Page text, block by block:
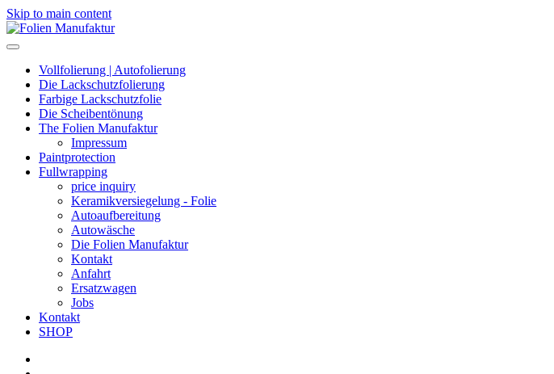
Skip to main content
Vollfolierung | Autofolierung
Die Lackschutzfolierung
Farbige Lackschutzfolie
Die Scheibentönung
The Folien Manufaktur
Impressum
Paintprotection
Fullwrapping
price inquiry
Keramikversiegelung - Folie
Autoaufbereitung
Autowäsche
Die Folien Manufaktur
Kontakt
Anfahrt
Ersatzwagen
Jobs
Kontakt
SHOP